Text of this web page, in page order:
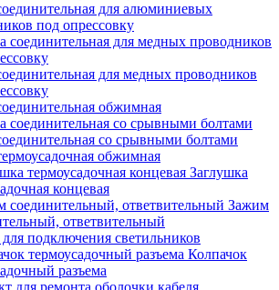
для алюминиевых
под опрессовку
для медных проводников
обжимная
со срывными болтами
обжимная
Заглушка
концевая
Зажим
ответвительный
подключения светильников
Колпачок
разъема
для ремонта оболочки кабеля